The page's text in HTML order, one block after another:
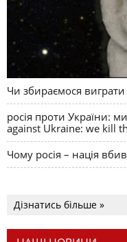
Чи збираємося
росія проти України:
against Ukraine: we kill
Чому росія – нація
Дізнатись більше »